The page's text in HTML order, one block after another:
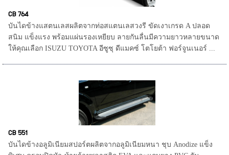
CB 764
บันไดข้างแสตนเลสผลิตจากท่อสแตนเลสวงรี ขัดเงาเกรด A ปลอด
สนิม แข็งแรง พร้อมแผ่นรองเหยียบ ลายกันลื่นมีความยาวหลายขนาด
ให้คุณเลือก ISUZU TOYOTA อีซูซุ ดีแมคซ์ โตโยต้า ฟอร์จูนเนอร์ ...
CB 551
บันไดข้างอลูมิเนียมสปอร์ตผลิตจากอลูมิเนียมหนา ชุบ Anodize แข็ง